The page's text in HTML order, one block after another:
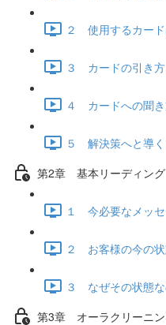
２ 使用するカー
３ カードの引き
４ カードへの聞
５ 解決策へと導
第2章 基本リーディング
１ 今必要なメッ
２ お客様の今の
３ なぜその状態
第3章 オーラクリーニ